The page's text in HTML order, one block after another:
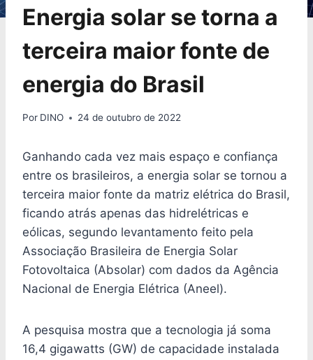
Energia solar se torna a
terceira maior fonte de
energia do Brasil
Por DINO 24 de outubro de 2022
Ganhando cada vez mais espaço e confiança
entre os brasileiros, a energia solar se tornou a
terceira maior fonte da matriz elétrica do Brasil,
ficando atrás apenas das hidrelétricas e
eólicas, segundo levantamento feito pela
Associação Brasileira de Energia Solar
Fotovoltaica (Absolar) com dados da Agência
Nacional de Energia Elétrica (Aneel).
A pesquisa mostra que a tecnologia já soma
16,4 gigawatts (GW) de capacidade instalada